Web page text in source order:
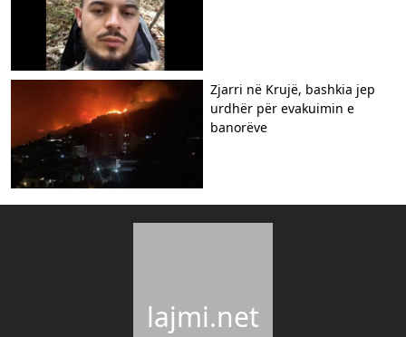
Zjarri në Krujë, bashkia jep
urdhër për evakuimin e
banorëve
lajmi.net